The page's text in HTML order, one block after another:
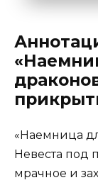
«Наемница
Невеста под
мрачное и